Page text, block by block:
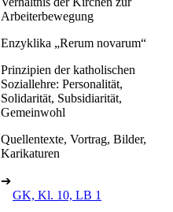
Arbeiterbewegung
Enzyklika „Rerum novarum“
Prinzipien der katholischen
Soziallehre: Personalität,
Solidarität, Subsidiarität,
Gemeinwohl
Quellentexte, Vortrag, Bilder,
Karikaturen
➔
GK, Kl. 10, LB 1